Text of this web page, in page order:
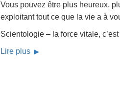
Vous pouvez être plus heureux,
exploitant tout ce que la vie a à
Scientologie – la force vitale, c’est
Lire plus